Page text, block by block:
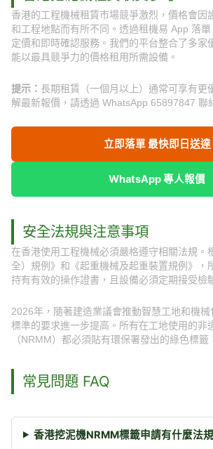
香港的工程機械租賃市場競爭激烈，價格會因
和工程地點而有所不同。透過租機易 App 落
定價和即時確認服務。我們的平台整合了多家
能以最具競爭力的價格租用所需設備。
提示： 長期租賃（一個月以上）通常可享有更
解最新報價，請透過 WhatsApp 65897847 聯
立即落單 最快即日送達
WhatsApp 專人報價
安全法規與注意事項
在香港使用工程機械必須嚴格遵守相關法規。
全）規例》和《起重機械及起重裝置規例》，
持有有效的操作證書，且設備必須定期接受檢
2026年，隨著建造業議會推動智慧工地和機
標準的要求進一步提高。所有在工地使用的非
（NRMM）都必須貼有環保署發出的綠色標籤
常見問題 FAQ
香港挖泥機NRMM標籤申請有什麼法